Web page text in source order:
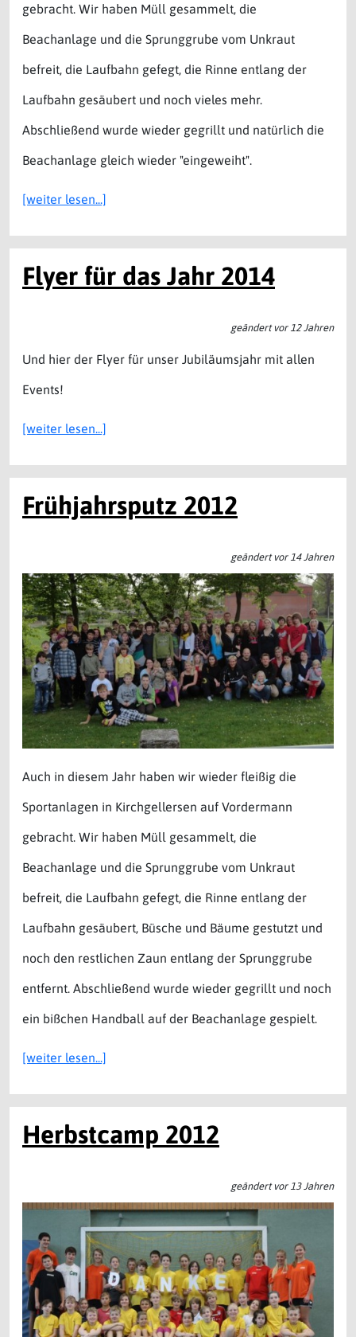
gebracht. Wir haben Müll gesammelt, die
Beachanlage und die Sprunggrube vom Unkraut
befreit, die Laufbahn gefegt, die Rinne entlang der
Laufbahn gesäubert und noch vieles mehr.
Abschließend wurde wieder gegrillt und natürlich die
Beachanlage gleich wieder "eingeweiht".
[weiter lesen...]
Flyer für das Jahr 2014
geändert vor 12 Jahren
Und hier der Flyer für unser Jubiläumsjahr mit allen
Events!
[weiter lesen...]
Frühjahrsputz 2012
geändert vor 14 Jahren
Auch in diesem Jahr haben wir wieder fleißig die
Sportanlagen in Kirchgellersen auf Vordermann
gebracht. Wir haben Müll gesammelt, die
Beachanlage und die Sprunggrube vom Unkraut
befreit, die Laufbahn gefegt, die Rinne entlang der
Laufbahn gesäubert, Büsche und Bäume gestutzt und
noch den restlichen Zaun entlang der Sprunggrube
entfernt. Abschließend wurde wieder gegrillt und noch
ein bißchen Handball auf der Beachanlage gespielt.
[weiter lesen...]
Herbstcamp 2012
geändert vor 13 Jahren